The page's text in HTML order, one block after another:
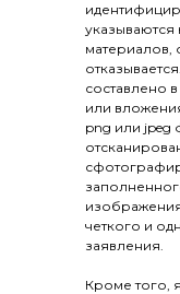
материалов,
составлено
или
png или jpeg
четкого и
заявления.
Кроме того,